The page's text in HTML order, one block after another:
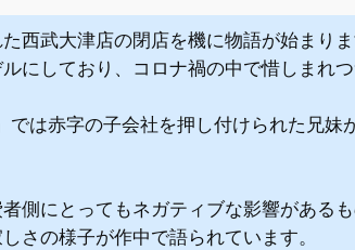
西武大津店の閉店を機に物語が始まりま
にしており、コロナ禍の中で惜しまれ
では赤字の子会社を押し付けられた兄妹
にとってもネガティブな影響があるも
さの様子が作中で語られています。